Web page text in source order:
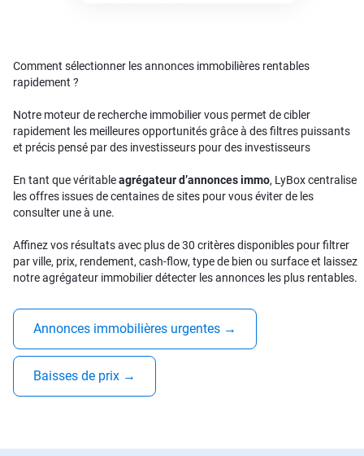
Comment sélectionner les annonces immobilières rentables
rapidement ?
Notre moteur de recherche immobilier vous permet de cibler
rapidement les meilleures opportunités grâce à des filtres puissants
et précis pensé par des investisseurs pour des investisseurs
En tant que véritableagrégateur d’annonces immo, LyBox centralise
les offres issues de centaines de sites pour vous éviter de les
consulter une à une.
Affinez vos résultats avec plus de 30 critères disponibles pour filtrer
par ville, prix, rendement, cash-flow, type de bien ou surface et laissez
notre agrégateur immobilier détecter les annonces les plus rentables.
Annonces immobilières urgentes →
Baisses de prix →